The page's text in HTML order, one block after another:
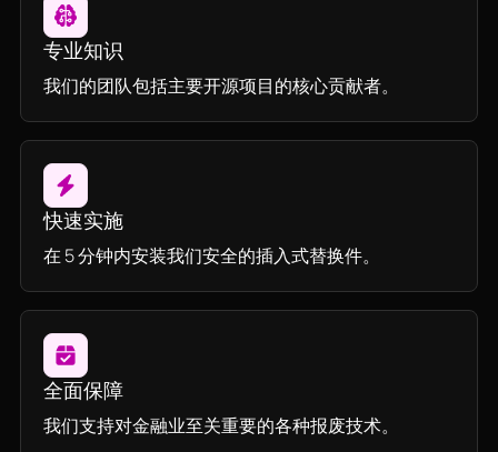
专业知识
我们的团队包括主要开源项目的核心贡献者。
快速实施
在 5 分钟内安装我们安全的插入式替换件。
全面保障
我们支持对金融业至关重要的各种报废技术。